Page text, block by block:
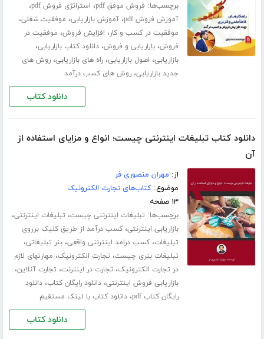
برچسب‌ها: فروش موفق pdf ، استراتژی فروش pdf ،
آموزش فروش pdf ،آموزش بازاریابی، موفقیت شغلی،
موفقیت در کسب و کار، افزایش فروش، موفقیت در
فروش،بازاریابی و فروش،دانلود کتاب بازاریابی،
بازاریابی، اصول بازاریابی،راه های بازاریابی،روش های
جدید بازاریابی،روش های کسب درآمد
دانلود کتاب
دانلود کتاب تبلیغات اینترنتی چیست؛ انواع و مزایای استفاده از
آن
از: مهران منصوری فر
موضوع:کتاب‌های تجارت الکترونیک
۱۳ صفحه
برچسب‌ها: تبلیغات اینترنتی چیست، تبلیغات اینترنتی،
بازاریابی اینترنتی،کسب درآمد از طریق کلیک برروی
تبلیغات،کسب درامد اینترنتی واقعی،بنر تبلیغاتی،
تبلیغات بنری چیست، تجارت الکترونیک، مهارتهای لازم
در تجارت الکترونیک، تجارت در اینترنت، تجارت آنلاین،
بازاریابی فروش اینترنتی،دانلود رایگان کتاب،دانلود
رایگان کتاب pdf
،دانلود کتاب با لینک مستقیم
دانلود کتاب